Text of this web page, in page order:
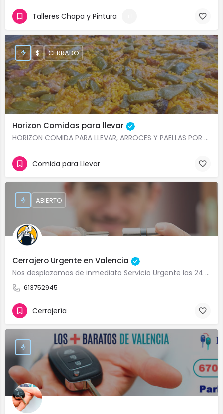
Talleres Chapa y Pintura
Horizon Comidas para llevar
HORIZON COMIDA PARA LLEVAR, ARROCES Y PAELLAS POR ENCARGO, COMIDA CASERA VALENCIA CENTRO En Horizon…
$ CERRADO
Comida para Llevar
Cerrajero Urgente en Valencia
Nos desplazamos de inmediato Servicio Urgente las 24 horas los 365 días del año
613752945
ABIERTO
Cerrajería